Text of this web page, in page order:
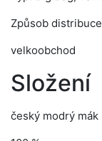
Způsob
velkoobchod
Složení
český modrý mák